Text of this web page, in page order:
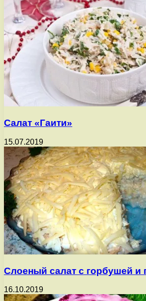
Салат «Гаити»
15.07.2019
Слоеный салат с горбушей и
16.10.2019